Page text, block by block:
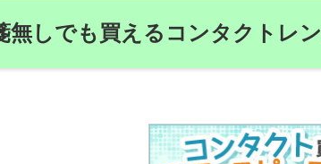
無しでも買えるコンタクトレ